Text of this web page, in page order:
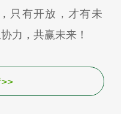
只有开放，才有未
力，共赢未来！